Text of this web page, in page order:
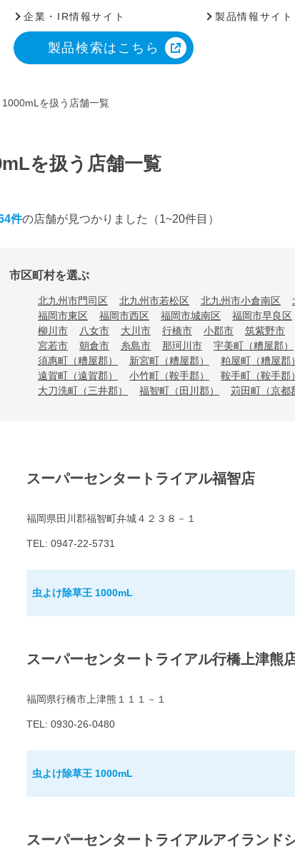
企業・IR情報サイト 製品情報サイト
製品検索はこちら
を扱う店舗一覧
を扱う店舗一覧
件の店舗が見つかりました （1~20件目）
市区町村を選ぶ
北九州市門司区 北九州市若松区 北九州市小倉南区
福岡市東区
福岡市西区 福岡市城南区
福岡市早良区
柳川市
八女市 大川市 行橋市 小郡市
筑紫野市
宮若市
朝倉市 糸島市 那珂川市
宇美町（糟屋郡）
須惠町（糟屋郡）
新宮町（糟屋郡）
粕屋町（糟屋郡
遠賀町（遠賀郡）
小竹町（鞍手郡）
鞍手町（鞍手郡
大刀洗町（三井郡）
福智町（田川郡） 苅田町（京都
スーパーセンタートライアル福智店
福岡県田川郡福智町弁城４２３８－１
TEL: 0947-22-5731
虫よけ除草王 1000mL
スーパーセンタートライアル行橋上津熊
福岡県行橋市上津熊１１１－１
TEL: 0930-26-0480
虫よけ除草王 1000mL
スーパーセンタートライアルアイランド